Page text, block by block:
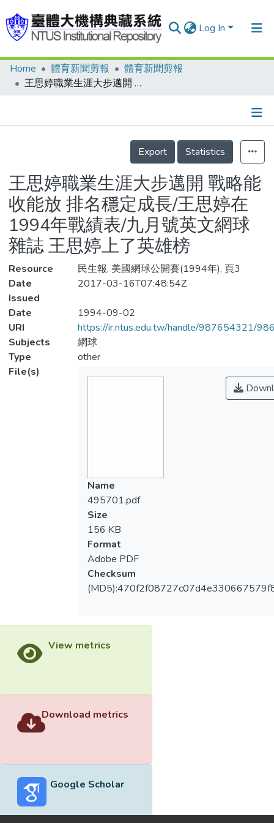
Log In
Communities & Collections
Statistics
Home 體育新聞剪報
體育新聞剪報
王思婷職業生涯大步邁開 戰略能收能放 排名穩定成長/王思婷在1994年戰績表/九月號英文網球雜誌 王思婷上了英雄榜
Details
Export
Statistics
王思婷職業生涯大步邁開 戰略能
收能放 排名穩定成長/王思婷在
1994年戰績表/九月號英文網球
雜誌 王思婷上了英雄榜
Resource
民生報, 美國網球公開賽(1994年), 頁3
Date
Issued
2017-03-16T07:48:54Z
Date
1994-09-02
URI
https://ir.ntus.edu.tw/handle/987654321/
Subjects
網球
Type
other
File(s)
Name
495701.pdf
Size
156 KB
Format
Adobe PDF
Checksum
View metrics
Download metrics
Google Scholar